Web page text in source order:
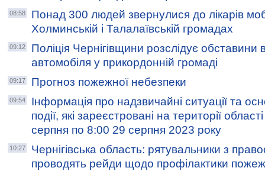
08:58
Понад 300 людей звернулися до лікарів
Холминській і Талалаївській громадах
09:12
Поліція Чернігівщини розслідує обставини
автомобіля у прикордонній громаді
09:17 Прогноз пожежної небезпеки
09:54
Інформація про надзвичайні ситуації та
події, які зареєстровані на території
серпня по 8:00 29 серпня 2023 року
10:27
Чернігівська область: рятувальники з
проводять рейди щодо профілактики